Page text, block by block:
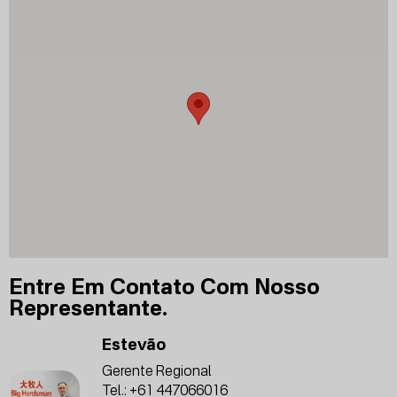
Entre Em Contato Com Nosso
Representante.
Estevão
Gerente Regional
Tel.: +61 447066016